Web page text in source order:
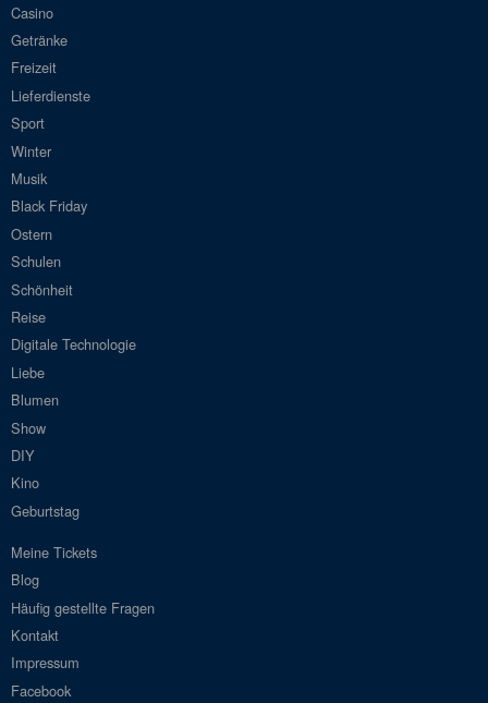
Casino
Getränke
Freizeit
Lieferdienste
Sport
Winter
Musik
Black Friday
Ostern
Schulen
Schönheit
Reise
Digitale Technologie
Liebe
Blumen
Show
DIY
Kino
Geburtstag
Meine Tickets
Blog
Häufig gestellte Fragen
Kontakt
Impressum
Facebook